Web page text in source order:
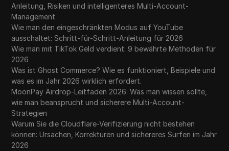
Anleitung, Risiken und intelligenteres Multi-Account-
Management
Wie man den eingeschränkten Modus auf YouTube
ausschaltet: Schritt-für-Schritt-Anleitung für 2026
Wie man mit TikTok Geld verdient: 9 bewährte Methoden für
2026
Was ist Ghost Commerce? Wie es funktioniert, Beispiele und
was es im Jahr 2026 wirklich erfordert.
MoonPay Airdrop-Leitfaden 2026: Was man wissen sollte,
wie man beansprucht und sicherere Multi-Account-
Strategien
Warum Sie die Cloudflare-Verifizierung nicht bestehen
können: Ursachen, Korrekturen und sichereres Surfen im Jahr
2026